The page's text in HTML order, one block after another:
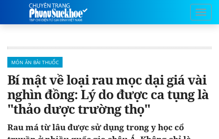
MÓN ĂN BÀI THUỐC
Bí mật về loại rau mọc dại giá vài
nghìn đồng: Lý do được ca tụng là
"thảo dược trường thọ"
Rau má từ lâu được sử dụng trong y học cổ